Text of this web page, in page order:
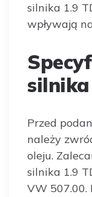
silnika 1.9
wpływają
silnika
Przed
należy
oleju.
silnika 1.9
VW 507.00.